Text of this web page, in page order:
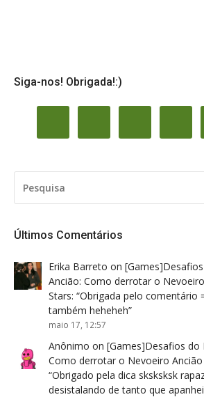
Siga-nos! Obrigada!:)
POR:
Últimos Comentários
Erika Barreto on
Ancião: Como derrotar o
Stars: “Obrigada pelo comentário
também heheheh”
maio 17, 12:57
Anônimo on [Games]Desafios do
Como derrotar o Nevoeiro
“Obrigado pela dica sksksksk
desistalando de tanto que